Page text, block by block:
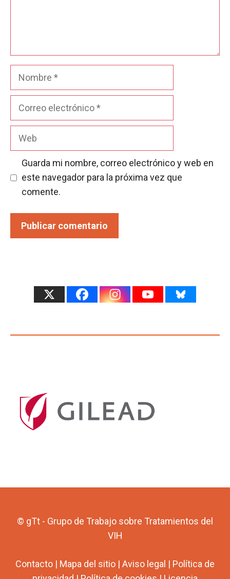
Nombre
Guarda mi nombre, correo electrónico y web en
este navegador para la próxima vez que
comente.
© gTt - Grupo de Trabajo sobre Tratamientos del
VIH
Contacto | Mapa del sitio | Aviso legal | Política de